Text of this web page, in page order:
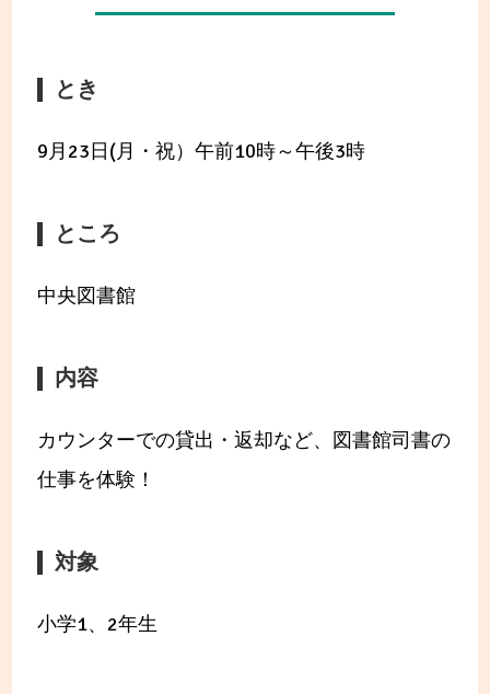
とき
9月23日(月・祝）午前10時～午後3時
ところ
中央図書館
内容
カウンターでの貸出・返却など、図書館司書の
仕事を体験！
対象
小学1、2年生